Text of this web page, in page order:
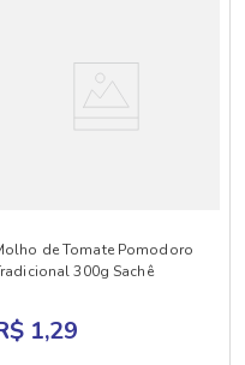
de Tomate Pomodoro
300g Sachê
1,29